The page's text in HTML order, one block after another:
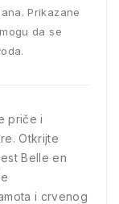
Prikazane
da se
priče i
Otkrijte
Belle en
i crvenog